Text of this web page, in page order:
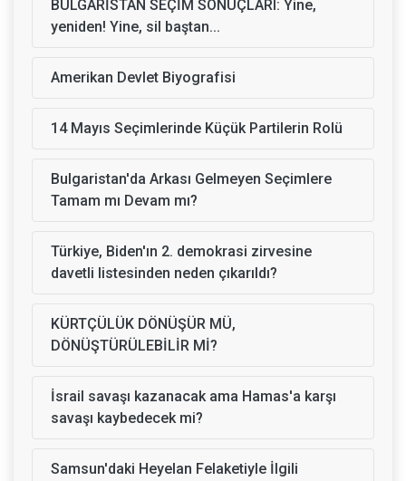
BULGARİSTAN SEÇİM SONUÇLARI: Yine,
yeniden! Yine, sil baştan...
Amerikan Devlet Biyografisi
14 Mayıs Seçimlerinde Küçük Partilerin Rolü
Bulgaristan'da Arkası Gelmeyen Seçimlere
Tamam mı Devam mı?
Türkiye, Biden'ın 2. demokrasi zirvesine
davetli listesinden neden çıkarıldı?
KÜRTÇÜLÜK DÖNÜŞÜR MÜ,
DÖNÜŞTÜRÜLEBİLİR Mİ?
İsrail savaşı kazanacak ama Hamas'a karşı
savaşı kaybedecek mi?
Samsun'daki Heyelan Felaketiyle İlgili